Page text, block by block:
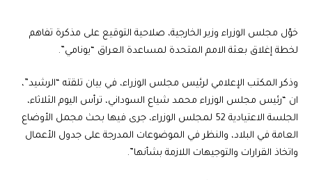
خوّل مجلس الوزراء وزير الخارجية، صلاحية التوقيع على مذكرة تفاهم
لخطة إغلاق بعثة الامم المتحدة لمساعدة العراق “يونامي”.
وذكر المكتب الإعلامي لرئيس مجلس الوزراء، في بيان تلقته “الرشيد”،
ان “رئيس مجلس الوزراء محمد شياع السوداني، ترأس اليوم الثلاثاء،
الجلسة الاعتيادية 52 لمجلس الوزراء، جرى فيها بحث مجمل الأوضاع
العامة في البلاد، والنظر في الموضوعات المدرجة على جدول الأعمال
واتخاذ القرارات والتوجيهات اللازمة بشأنها”.